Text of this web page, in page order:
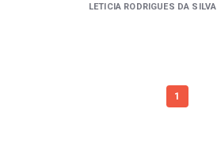
LETICIA RODRIGUES DA SILVA
1